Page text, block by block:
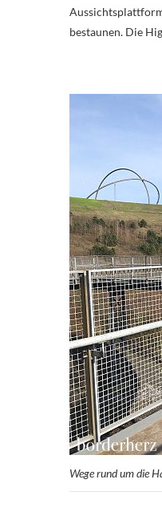
bestaunen. Die
Wege rund um die